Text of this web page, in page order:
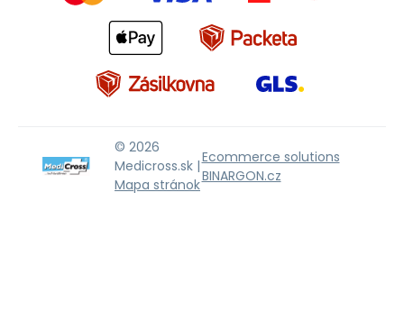
© 2026
Medicross.sk |
Mapa stránok
Ecommerce solutions
BINARGON.cz